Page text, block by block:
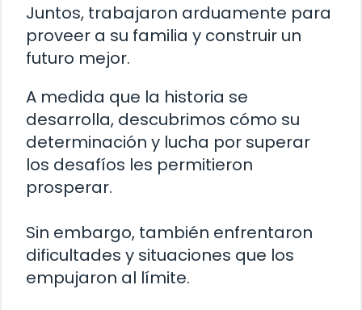
Juntos, trabajaron arduamente para
proveer a su familia y construir un
futuro mejor.
A medida que la historia se
desarrolla, descubrimos cómo su
determinación y lucha por superar
los desafíos les permitieron
prosperar.
Sin embargo, también enfrentaron
dificultades y situaciones que los
empujaron al límite.